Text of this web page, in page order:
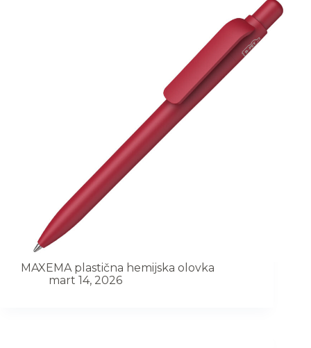
MAXEMA plastična hemijska olovka
mart 14, 2026